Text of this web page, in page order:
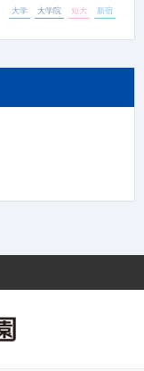
大学 大学院 短大 新宿